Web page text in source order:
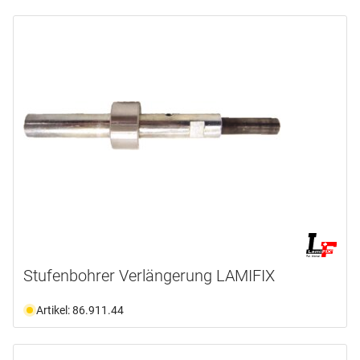
Stufenbohrer Verlängerung LAMIFIX
Artikel: 86.911.44